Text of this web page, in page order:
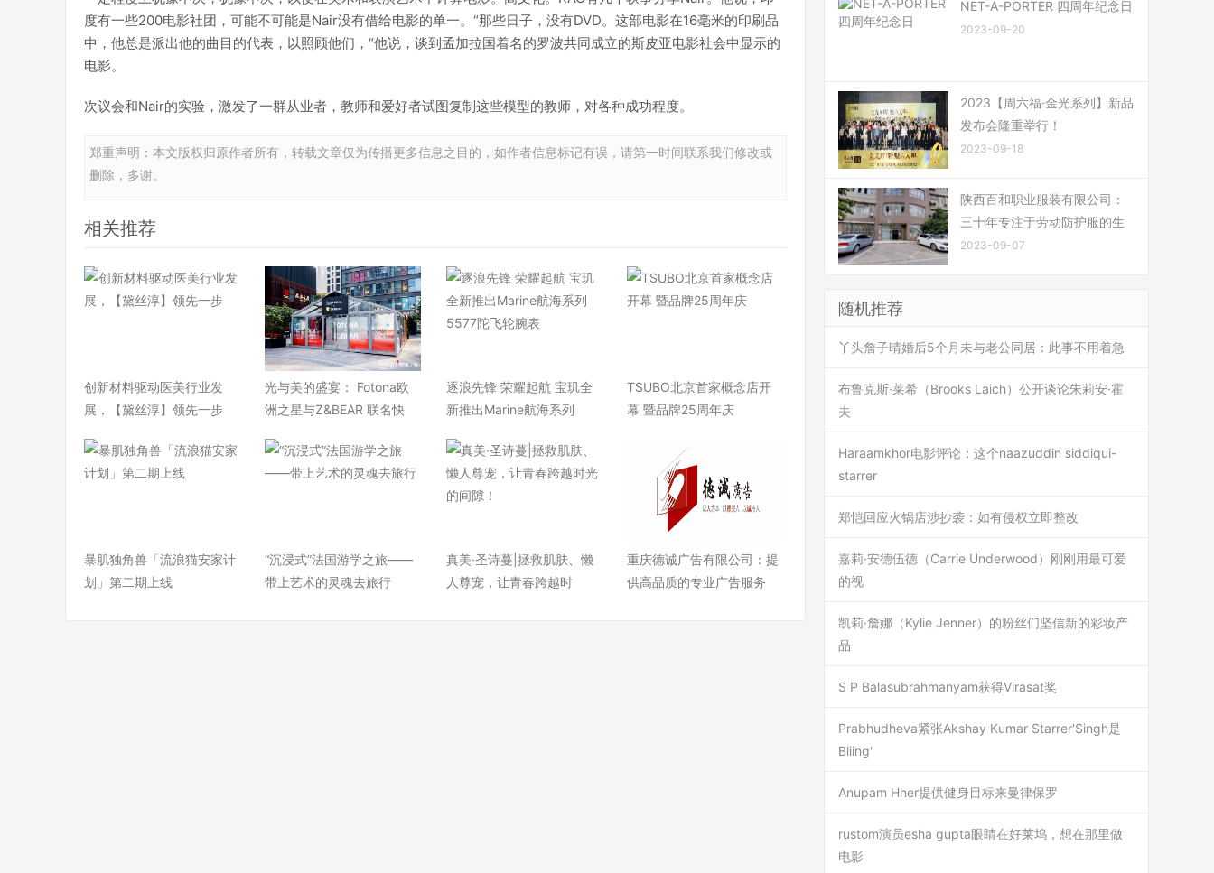
度有一些200电影社团，可能不可能是Nair没有借给电影的单一。“那些日子，没有DVD。这部电影在16毫米的印刷品
中，他总是派出他的曲目的代表，以照顾他们，“他说，谈到孟加拉国着名的罗波共同成立的斯皮亚电影社会中显示的
电影。
次议会和Nair的实验，激发了一群从业者，教师和爱好者试图复制这些模型的教师，对各种成功程度。
郑重声明：本文版权归原作者所有，转载文章仅为传播更多信息之目的，如作者信息标记有误，请第一时间联系我们修改或
删除，多谢。
相关推荐
​创新材料驱动医美行业发
展，【黛丝淳】领先一步
光与美的盛宴： Fotona欧
洲之星与Z&BEAR 联名快
逐浪先锋 荣耀起航 宝玑全
新推出Marine航海系列
TSUBO北京首家概念店开
幕 暨品牌25周年庆
暴肌独角兽「流浪猫安家计
划」第二期上线
“沉浸式”法国游学之旅——
带上艺术的灵魂去旅行
真美·圣诗蔓|拯救肌肤、懒
人尊宠，让青春跨越时
重庆德诚广告有限公司：提
供高品质的专业广告服务
NET-A-PORTER 四周年纪念日
2023-09-20
2023【周六福·金光系列】新品
发布会隆重举行！
2023-09-18
陕西百和职业服装有限公司：
三十年专注于劳动防护服的生
2023-09-07
随机推荐
丫头詹子晴婚后5个月未与老公同居：此事不用着急
布鲁克斯·莱希（Brooks Laich）公开谈论朱莉安·霍
夫
Haraamkhor电影评论：这个naazuddin siddiqui-
starrer
郑恺回应火锅店涉抄袭：如有侵权立即整改
嘉莉·安德伍德（Carrie Underwood）刚刚用最可爱
的视
凯莉·詹娜（Kylie Jenner）的粉丝们坚信新的彩妆产
品
S P Balasubrahmanyam获得Virasat奖
Prabhudheva紧张Akshay Kumar Starrer'Singh是
Bliing'
Anupam Hher提供健身目标来曼律保罗
rustom演员esha gupta眼睛在好莱坞，想在那里做
电影